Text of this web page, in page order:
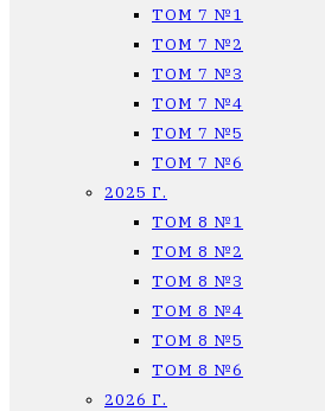
ТОМ 7 №1
ТОМ 7 №2
ТОМ 7 №3
ТОМ 7 №4
ТОМ 7 №5
ТОМ 7 №6
2025 Г.
ТОМ 8 №1
ТОМ 8 №2
ТОМ 8 №3
ТОМ 8 №4
ТОМ 8 №5
ТОМ 8 №6
2026 Г.